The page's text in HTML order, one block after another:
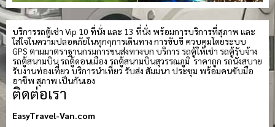
บริการรถตู้เช่า Vip 10 ที่นั่ง และ 13 ที่นั่ง พร้อมการบริการที่สุภาพ และ
ใส่ใจในความปลอดภัยในทุกๆการเดินทาง การขับขี่ ควบคุมโดยระบบ
GPS ตามมาตราฐานกรมการขนส่งทางบก บริการ รถตู้ให้เช่า รถตู้รับจ้าง
รถตู้สนามบิน รถตู้ดอนเมือง รถตู้สนามบินสุวรรณภูมิ ราคาถูก รถนั่งสบาย
รับงานท่องเที่ยว บริการนำเที่ยว รับส่ง สัมมนา ประชุม พร้อมคนขับมือ
อาชีพ สุภาพ เป็นกันเอง
ติดต่อเรา
EasyTravel-Van.com